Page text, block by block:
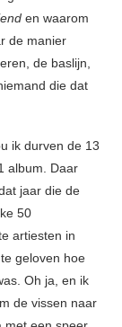
en waarom
de manier
de baslijn,
die dat
ik durven de 13
album. Daar
jaar die de
50
artiesten in
geloven hoe
Oh ja, en ik
de vissen naar